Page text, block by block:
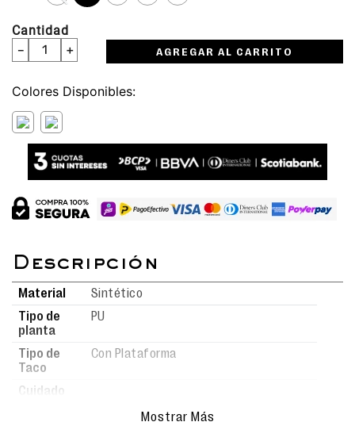
Cantidad
＋
－ AGREGAR AL CARRITO
Colores
Material
Sintético
Tipo de
planta
PU
Tipo de
Taco
Con Plataforma
Cuidado
óptimas condiciones, límpialos con
Mostrar Más